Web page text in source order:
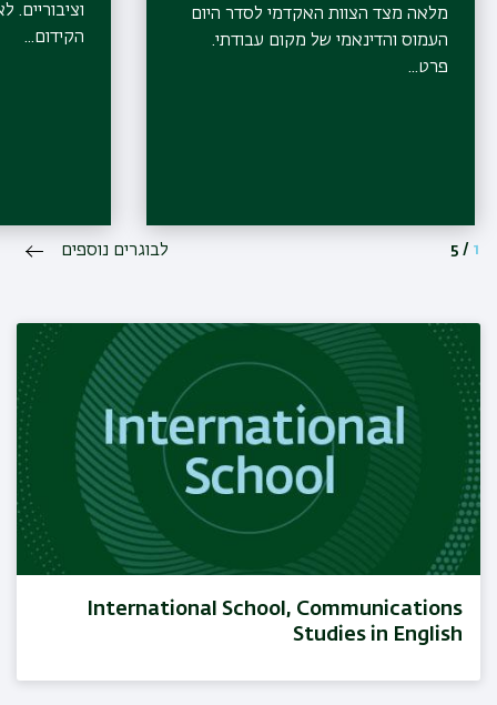
מלאה מצד הצוות האקדמי לסדר היום
העמוס והדינאמי של מקום עבודתי.
פרט...
הקידום...
1
/
5 לבוגרים נוספים
International School, Communications
Studies in English